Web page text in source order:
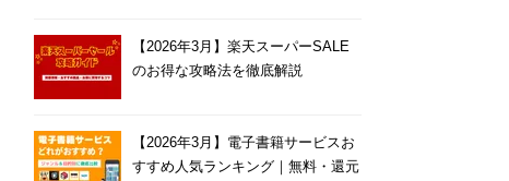
【2026年3月】楽天スーパーSALE
のお得な攻略法を徹底解説
【2026年3月】電子書籍サービスお
すすめ人気ランキング｜無料・還元